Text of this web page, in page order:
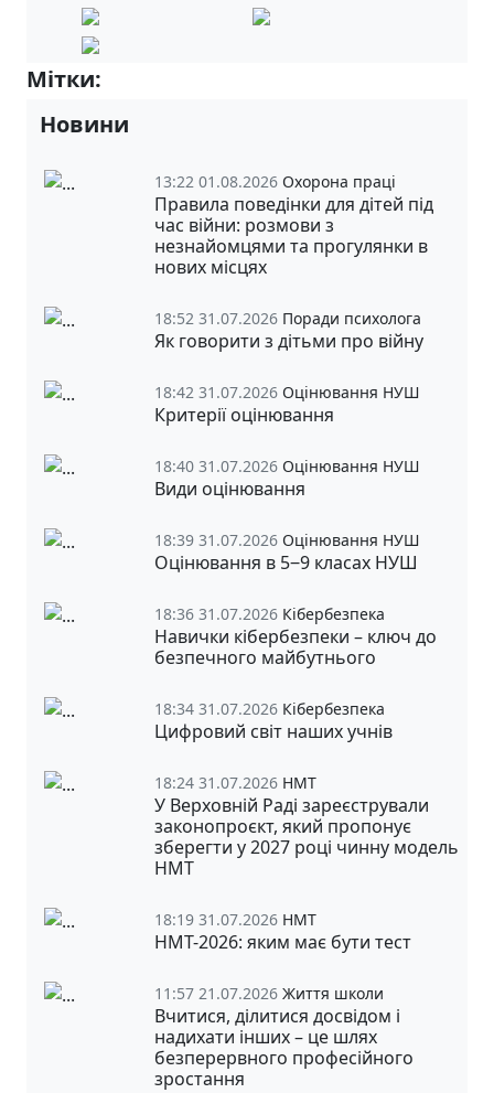
Мітки:
Новини
13:22 01.08.2026 Охорона праці
Правила поведінки для дітей під
час війни: розмови з
незнайомцями та прогулянки в
нових місцях
18:52 31.07.2026 Поради психолога
Як говорити з дітьми про війну
18:42 31.07.2026 Оцінювання НУШ
Критерії оцінювання
18:40 31.07.2026 Оцінювання НУШ
Види оцінювання
18:39 31.07.2026 Оцінювання НУШ
Оцінювання в 5‒9 класах НУШ
18:36 31.07.2026 Кібербезпека
Навички кібербезпеки – ключ до
безпечного майбутнього
18:34 31.07.2026 Кібербезпека
Цифровий світ наших учнів
18:24 31.07.2026 НМТ
У Верховній Раді зареєстрували
законопроєкт, який пропонує
зберегти у 2027 році чинну модель
НМТ
18:19 31.07.2026 НМТ
НМТ-2026: яким має бути тест
11:57 21.07.2026 Життя школи
Вчитися, ділитися досвідом і
надихати інших – це шлях
безперервного професійного
зростання